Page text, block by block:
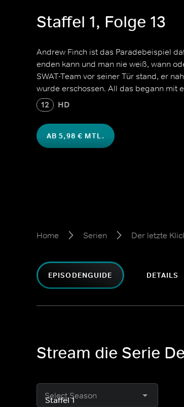
Staffel 1, Folge 13
Andrew Finch ist das Paradebeispiel
enden kann und man nie weiß, wann
SWAT-Team vor seiner Tür stand, er
wurde erschossen. All das begann mit
12 HD
AB 5,98 € MTL.
Home Serien Der letzte
EPISODENGUIDE DETAILS
Stream die Serie
Select Season